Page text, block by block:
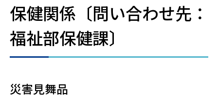
保健関係〔問い合わせ先：
福祉部保健課〕
災害見舞品